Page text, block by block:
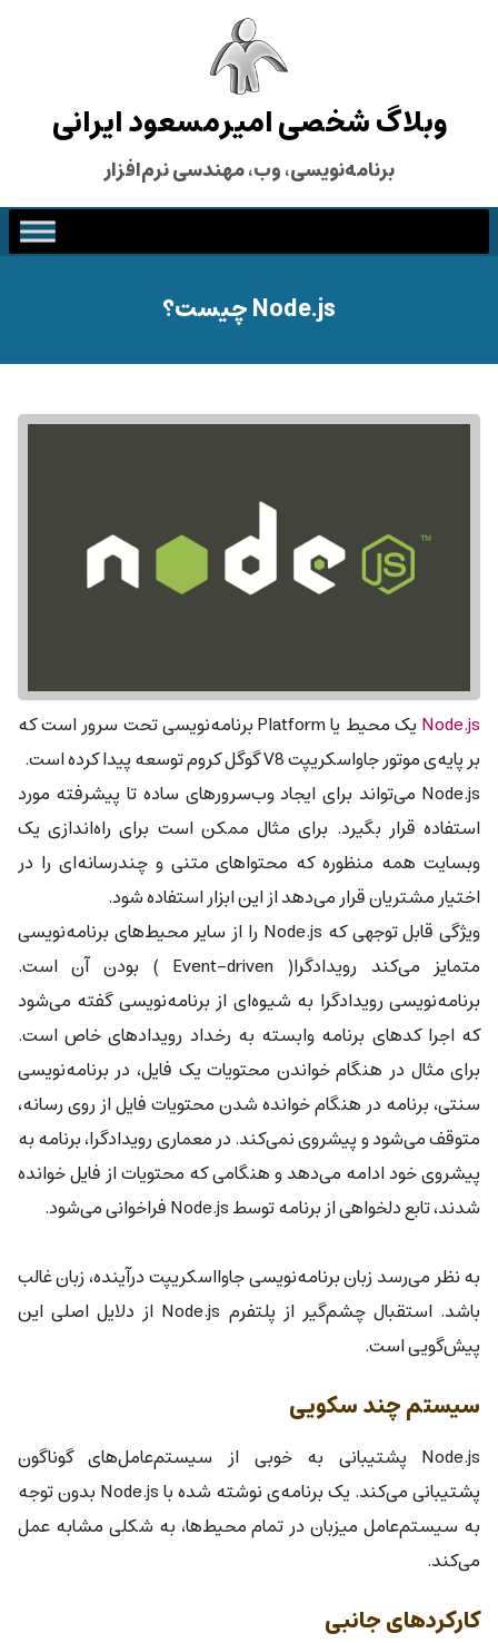
وبلاگ شخصی امیرمسعود ایرانی
برنامه‌نویسی، وب، مهندسی نرم‌افزار
Node.js چیست؟
Node.js
یک محیط یا Platform برنامه‌نویسی تحت سرور است که
بر پایه‌ی موتور جاواسکریپت V8 گوگل کروم توسعه پیدا کرده است.
Node.js می‌تواند برای ایجاد وب‌سرورهای ساده تا پیشرفته مورد
استفاده قرار بگیرد. برای مثال ممکن است برای راه‌اندازی یک
وبسایت همه منظوره که محتواهای متنی و چندرسانه‌ای را در
اختیار مشتریان قرار می‌دهد از این ابزار استفاده شود.
ویژگی قابل توجهی که Node.js را از سایر محیط‌های برنامه‌نویسی
متمایز می‌کند رویدادگرا( Event-driven ) بودن آن است.
برنامه‌نویسی رویدادگرا به شیوه‌ای از برنامه‌نویسی گفته می‌شود
که اجرا کدهای برنامه وابسته به رخداد رویدادهای خاص است.
برای مثال در هنگام خواندن محتویات یک فایل، در برنامه‌نویسی
سنتی، برنامه در هنگام خوانده شدن محتویات فایل از روی رسانه،
متوقف می‌شود و پیشروی نمی‌کند. در معماری رویدادگرا، برنامه به
پیشروی خود ادامه می‌دهد و هنگامی که محتویات از فایل خوانده
شدند، تابع دلخواهی از برنامه توسط Node.js فراخوانی می‌شود.
به نظر می‌رسد زبان برنامه‌نویسی جاوااسکریپت درآینده، زبان غالب
باشد. استقبال چشم‌گیر از پلتفرم Node.js از دلایل اصلی این
پیش‌گویی است.
سیستم چند سکویی
Node.js پشتیبانی به خوبی از سیستم‌عامل‌های گوناگون
پشتیبانی می‌کند. یک برنامه‌ی نوشته شده با Node.js بدون توجه
به سیستم‌عامل میزبان در تمام محیط‌ها، به شکلی مشابه عمل
می‌کند.
کارکردهای جانبی